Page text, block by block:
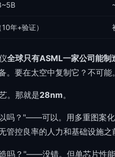
年+验证）
全球只有ASML一家公司能制
。要在太空中复制它？不可能。
。那就是28nm。
吗？"——可以。用多重图案
管控良率的人力和基础设施之
吗？"——没错。但单芯片性